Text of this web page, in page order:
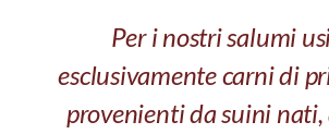
Per i nostri salumi
esclusivamente carni di
provenienti da suini